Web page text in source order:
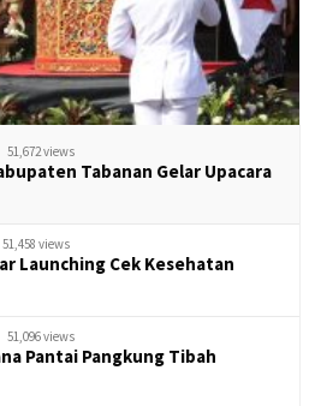
51,672 views
Tabanan Gelar Upacara
51,458 views
Launching Cek Kesehatan
51,096 views
Pantai Pangkung Tibah